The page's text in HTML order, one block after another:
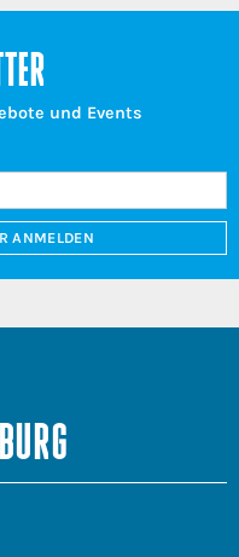
und Events
ANMELDEN